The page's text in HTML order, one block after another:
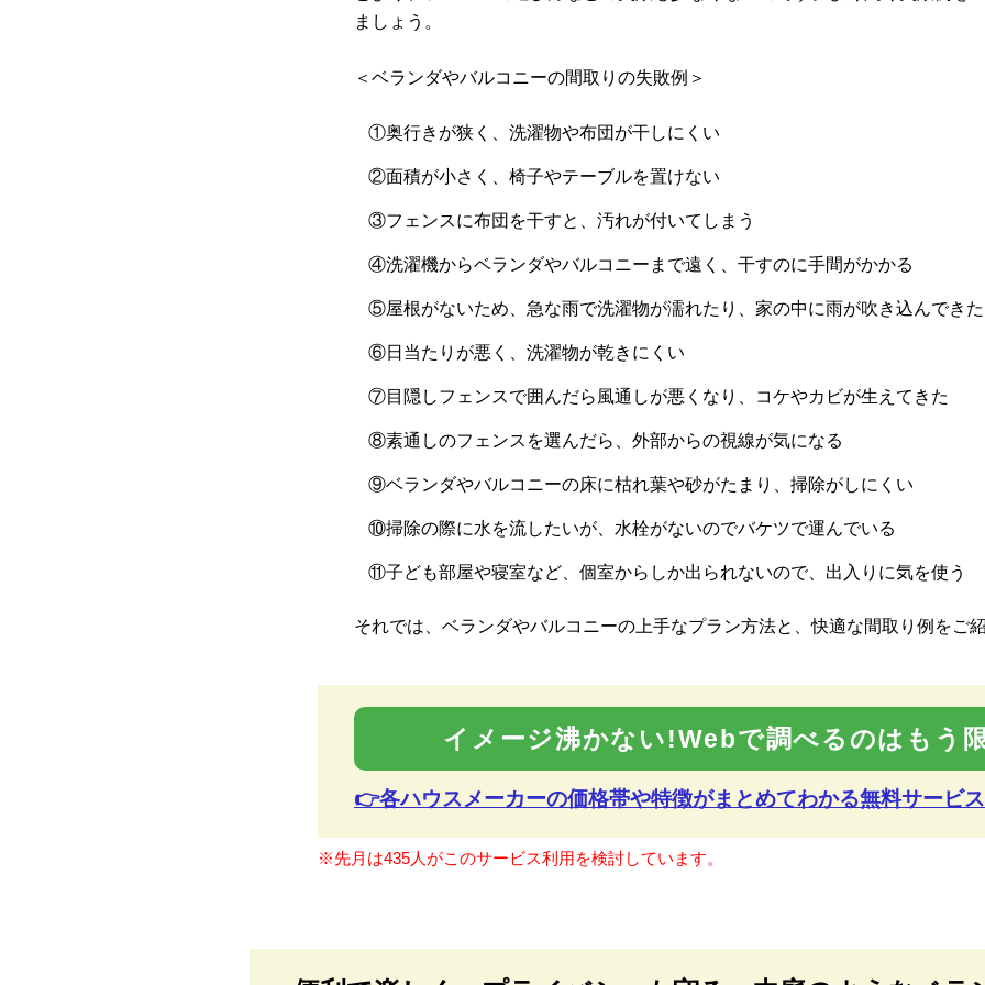
ましょう。
＜ベランダやバルコニーの間取りの失敗例＞
①奥行きが狭く、洗濯物や布団が干しにくい
②面積が小さく、椅子やテーブルを置けない
③フェンスに布団を干すと、汚れが付いてしまう
④洗濯機からベランダやバルコニーまで遠く、干すのに手間がかかる
⑤屋根がないため、急な雨で洗濯物が濡れたり、家の中に雨が吹き込んでき
⑥日当たりが悪く、洗濯物が乾きにくい
⑦目隠しフェンスで囲んだら風通しが悪くなり、コケやカビが生えてきた
⑧素通しのフェンスを選んだら、外部からの視線が気になる
⑨ベランダやバルコニーの床に枯れ葉や砂がたまり、掃除がしにくい
⑩掃除の際に水を流したいが、水栓がないのでバケツで運んでいる
⑪子ども部屋や寝室など、個室からしか出られないので、出入りに気を使う
それでは、ベランダやバルコニーの上手なプラン方法と、快適な間取り例をご
イメージ沸かない!Webで調べるのはもう
👉各ハウスメーカーの価格帯や特徴がまとめてわかる無料サービス
※先月は435人がこのサービス利用を検討しています。